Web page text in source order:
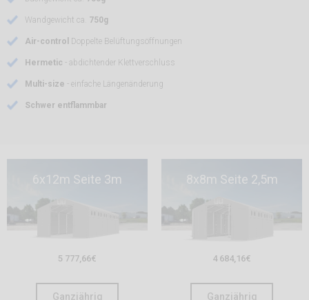
Wandgewicht ca. 750g
Air-control Doppelte Belüftungsöffnungen
Hermetic - abdichtender Klettverschluss
Multi-size - einfache Längenänderung
Schwer entflammbar
6x12m Seite 3m
5 777,66€
Ganzjährig
8x8m Seite 2,5m
4 684,16€
Ganzjährig